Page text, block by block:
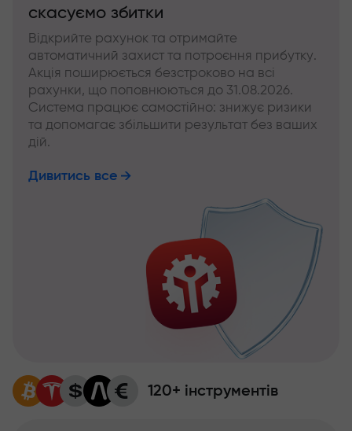
скасуємо збитки
Відкрийте рахунок та отримайте
автоматичний захист та потроєння прибутку.
Акція поширюється безстроково на всі
рахунки, що поповнюються до 31.08.2026.
Система працює самостійно: знижує ризики
та допомагає збільшити результат без ваших
дій.
Дивитись все
120+ інструментів